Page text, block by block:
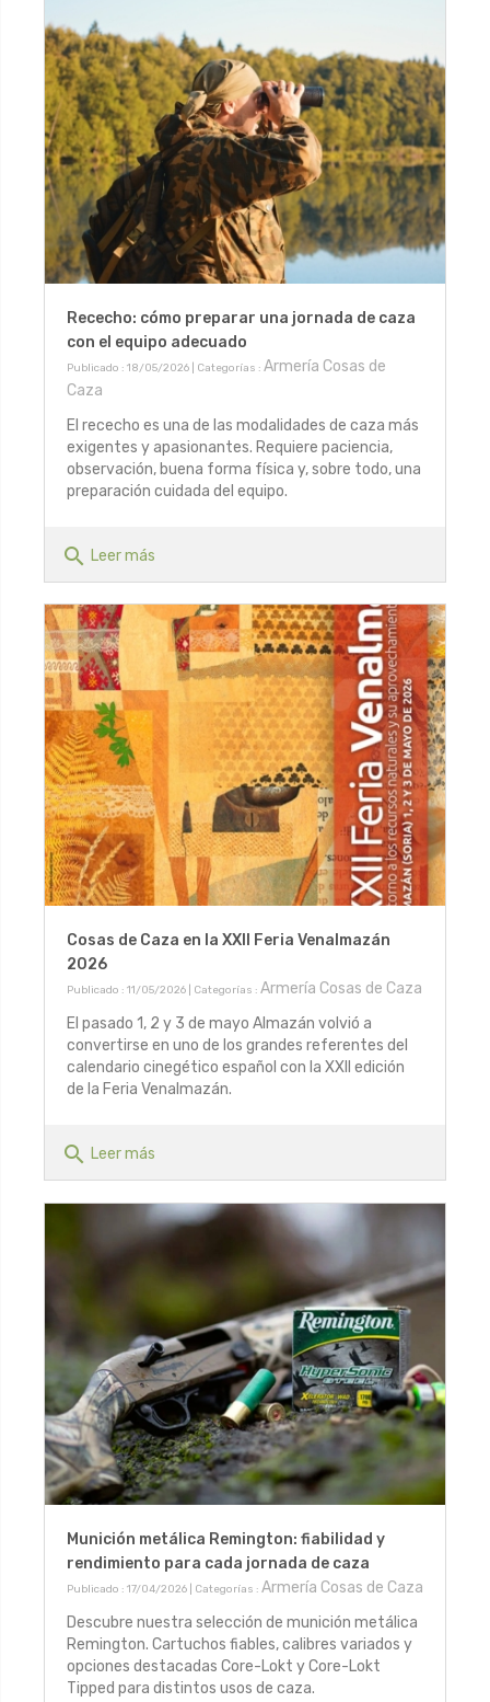
Rececho: cómo preparar una jornada de caza
con el equipo adecuado
Publicado : 18/05/2026 | Categorías : Armería Cosas de
Caza
El rececho es una de las modalidades de caza más
exigentes y apasionantes. Requiere paciencia,
observación, buena forma física y, sobre todo, una
preparación cuidada del equipo.
search Leer más
Cosas de Caza en la XXII Feria Venalmazán
2026
Publicado : 11/05/2026 | Categorías : Armería Cosas de Caza
El pasado 1, 2 y 3 de mayo Almazán volvió a
convertirse en uno de los grandes referentes del
calendario cinegético español con la XXII edición
de la Feria Venalmazán.
search Leer más
Munición metálica Remington: fiabilidad y
rendimiento para cada jornada de caza
Publicado : 17/04/2026 | Categorías : Armería Cosas de Caza
Descubre nuestra selección de munición metálica
Remington. Cartuchos fiables, calibres variados y
opciones destacadas Core-Lokt y Core-Lokt
Tipped para distintos usos de caza.